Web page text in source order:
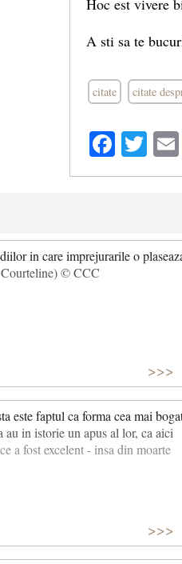
Hoc est vivere
A sti sa te
citate citate
in care imprejurarile o
© CCC
>>>
este faptul ca forma cea mai
au in istorie un apus al lor, ca aici
a fost excelent - insa din moarte
>>>